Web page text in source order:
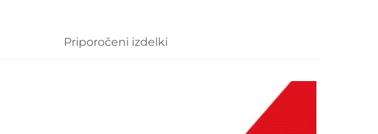
Priporočeni izdelki